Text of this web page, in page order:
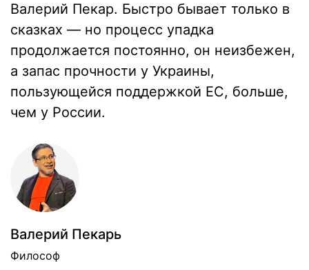
Валерий Пекар. Быстро бывает только в
сказках — но процесс упадка
продолжается постоянно, он неизбежен,
а запас прочности у Украины,
пользующейся поддержкой ЕС, больше,
чем у России.
Валерий Пекарь
Философ